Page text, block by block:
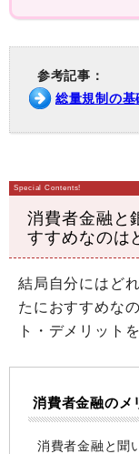
参考記事：
総量規制の基
消費者金融と
すすめなのは
結局自分にはど
たにおすすめな
ト・デメリット
消費者金融のメ
消費者金融と聞